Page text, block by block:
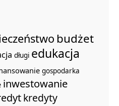
budżet
długi edukacja
gospodarka
inwestowanie
kredyty